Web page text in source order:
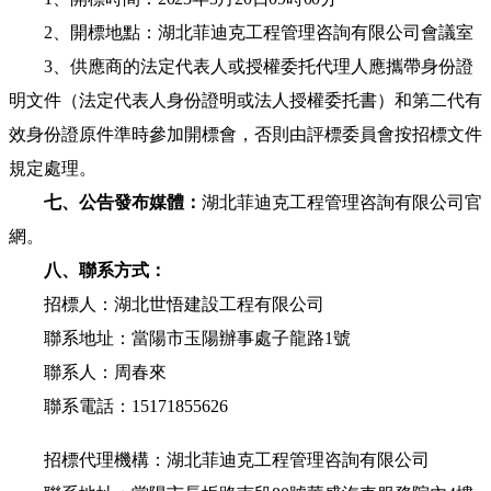
2、
開標地點： 湖北菲迪克工程管理咨詢有限公司 會議室
3、供應商的法定代表人或授權委托代理人應攜帶身份證
明文件（法定代表人身份證明或法人授權委托書）和第二代有
效身份證原件準時參加開標會，否則由評標委員會按招標文件
規定處理。
七、公告發布媒體： 湖北菲迪克工程管理咨詢有限公司 官
網。
八、聯系方式：
招標人： 湖北世悟建設工程有限公司
聯系地址：當陽市玉陽辦事處子龍路1號
聯系人：周春來
聯系電話： 15171855626
招標代理機構： 湖北菲迪克工程管理咨詢有限公司